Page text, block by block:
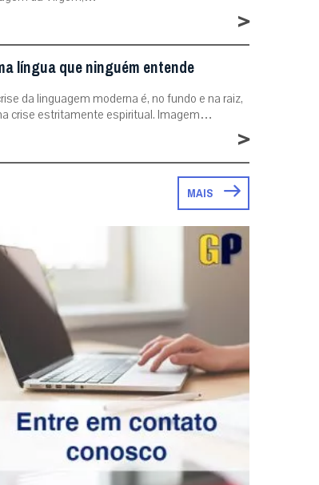
>
língua que ninguém entende
da linguagem moderna é, no fundo e na raiz,
crise estritamente espiritual. Imagem…
>
MAIS